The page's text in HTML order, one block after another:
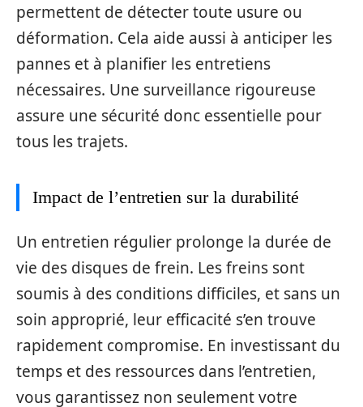
permettent de détecter toute usure ou
déformation. Cela aide aussi à anticiper les
pannes et à planifier les entretiens
nécessaires. Une surveillance rigoureuse
assure une sécurité donc essentielle pour
tous les trajets.
Impact de l’entretien sur la durabilité
Un entretien régulier prolonge la durée de
vie des disques de frein. Les freins sont
soumis à des conditions difficiles, et sans un
soin approprié, leur efficacité s’en trouve
rapidement compromise. En investissant du
temps et des ressources dans l’entretien,
vous garantissez non seulement votre